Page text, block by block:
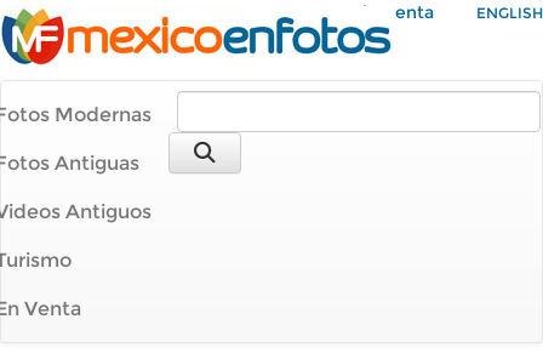
Mi Cuenta ENGLISH
Modernas
Antiguas
Antiguos
Venta